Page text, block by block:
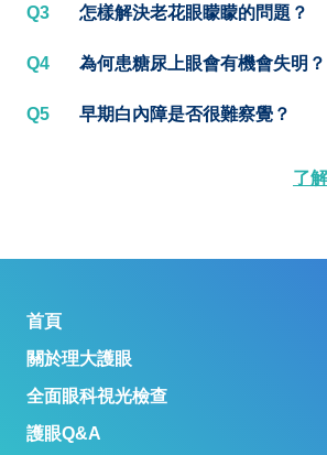
Q3 怎樣解決老花眼矇矇的問題？
Q4 為何患糖尿上眼會有機會失明？
Q5 早期白內障是否很難察覺？
了
首頁
關於理大護眼
全面眼科視光檢查
護眼Q&A